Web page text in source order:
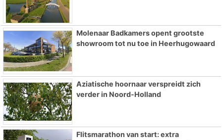
Molenaar Badkamers opent grootste
showroom tot nu toe in Heerhugowaard
Aziatische hoornaar verspreidt zich
verder in Noord-Holland
Flitsmarathon van start: extra